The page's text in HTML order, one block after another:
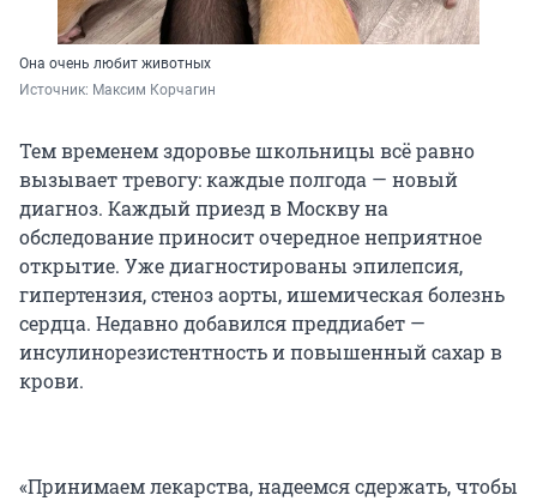
Она очень любит животных
Источник: Максим Корчагин
Тем временем здоровье школьницы всё равно
вызывает тревогу: каждые полгода — новый
диагноз. Каждый приезд в Москву на
обследование приносит очередное неприятное
открытие. Уже диагностированы эпилепсия,
гипертензия, стеноз аорты, ишемическая болезнь
сердца. Недавно добавился преддиабет —
инсулинорезистентность и повышенный сахар в
крови.
«Принимаем лекарства, надеемся сдержать, чтобы